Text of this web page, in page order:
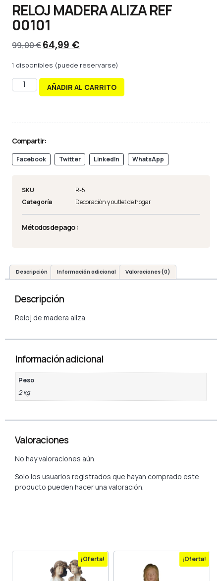
RELOJ MADERA ALIZA REF
00101
99,00€64,99 €
1 disponibles (puede reservarse)
AÑADIR AL CARRITO
Compartir:
Facebook Twitter LinkedIn WhatsApp
SKU
R-5
Categoría
Decoración y outlet de hogar
Métodos de pago :
Descripción Información adicional Valoraciones (0)
Descripción
Reloj de madera aliza.
Información adicional
Peso
2 kg
Valoraciones
No hay valoraciones aún.
Solo los usuarios registrados que hayan comprado este
producto pueden hacer una valoración.
¡Oferta! ¡Oferta!